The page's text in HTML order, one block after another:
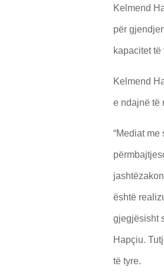
Kelmend
për
kapacitet
Kelmend
e ndajnë të
“Mediat
është
gjegjësisht
Hapçiu.
të tyre.